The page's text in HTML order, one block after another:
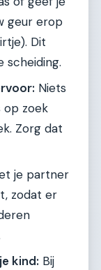
geur erop
Dit
scheiding.
Niets
op zoek
Zorg dat
je partner
zodat er
kind: Bij